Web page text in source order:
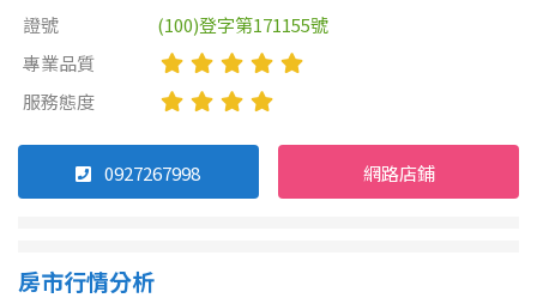
證號
(100)登字第171155號
專業品質
服務態度
0927267998 網路店鋪
房市行情分析